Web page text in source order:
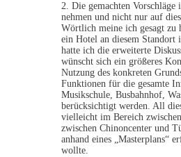
2. Die gemachten
nehmen und nicht nur auf
Wörtlich meine ich gesagt zu
ein Hotel an diesem Standort
hatte ich die erweiterte
wünscht sich ein größeres
Nutzung des konkreten
Funktionen für die gesamte
Musikschule, Busbahnhof,
berücksichtigt werden. All
vielleicht im Bereich
zwischen Chinoncenter und
anhand eines „Masterplans“
wollte.